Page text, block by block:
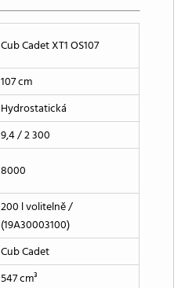
Cub Cadet XT1 OS107
107 cm
Hydrostatická
9,4 / 2 300
8000
200 l volitelně /
(19A30003100)
Cub Cadet
547 cm³